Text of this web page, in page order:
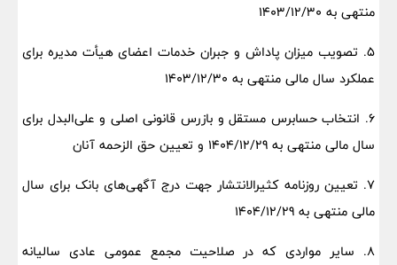
منتهی به 1403/12/30
5. تصویب میزان پاداش و جبران خدمات اعضای هیأت مدیره برای
عملکرد سال مالی منتهی به 1403/12/30
6. انتخاب حسابرس مستقل و بازرس قانونی اصلی و علی‌البدل برای
سال مالی منتهی به 1404/12/29 و تعیین حق الزحمه آنان
7. تعیین روزنامه کثیرالانتشار جهت درج آگهی‌های بانک برای سال
مالی منتهی به 1404/12/29
8. سایر مواردی که در صلاحیت مجمع عمومی عادی سالیانه